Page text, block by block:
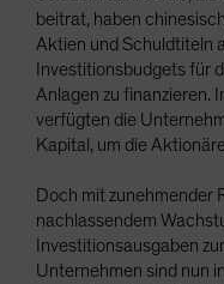
beitrat, haben
Aktien und Schuldtiteln
Investitionsbudgets für
Anlagen zu finanzieren.
verfügten die
Kapital, um die
Doch mit zunehmender
nachlassendem
Investitionsausgaben
Unternehmen sind nun